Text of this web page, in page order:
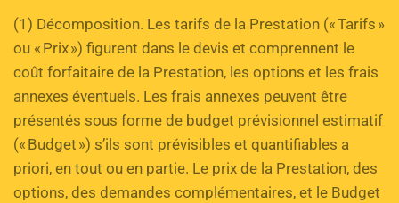
(1) Décomposition. Les tarifs de la Prestation (« Tarifs »
ou « Prix ») figurent dans le devis et comprennent le
coût forfaitaire de la Prestation, les options et les frais
annexes éventuels. Les frais annexes peuvent être
présentés sous forme de budget prévisionnel estimatif
(« Budget ») s’ils sont prévisibles et quantifiables a
priori, en tout ou en partie. Le prix de la Prestation, des
options, des demandes complémentaires, et le Budget